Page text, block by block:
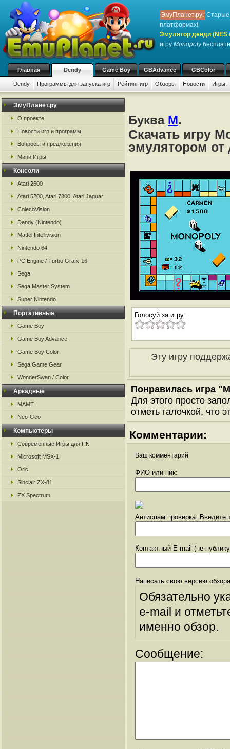
ЭмуПланет.ру: Старые
платформах!
Эмулятор денди (NES
игру Monopoly
Главная Dendy Game Boy GBAdvance GBColor
Dendy Программы для запуска игр Рейтинг игр Обзоры Новости Игры:
ЭмуПланет.ру
О проекте
Новости игр и программ
Вопросы и предложения
Мини Игры
Консоли
Atari 2600
Atari 5200, Atari 7800, Atari Jaguar
ColecoVision
Dendy (Nintendo)
Mattel Intellivision
Nintendo 64
PC Engine / Turbo Grafx-16
Sega
Sega Master System
Super Nintendo
Портативные
Game Boy
Game Boy Advance
Game Boy Color
Sega Game Gear
WonderSwan / Color
Аркадные
MAME
Neo-Geo
Компьютеры
Современные Игры для ПК
Microsoft MSX-1
Oric
Sinclair ZX-81
ZX Spectrum
Буква M.
Скачать игру
эмулятором от
Голосуй за игру:
Эту игру
Понравилась игра
Для этого просто
отметь галочкой, что
Комментарии:
Ваш комментарий
ФИО или ник:
Антиспам проверка: Введите
Контактный E-mail (не
Написать свою версию
Обязательно
e-mail и
именно обзор.
Сообщение: